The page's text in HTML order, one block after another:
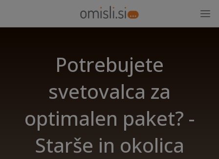
Potrebujete
svetovalca za
optimalen paket? -
Starše in okolica